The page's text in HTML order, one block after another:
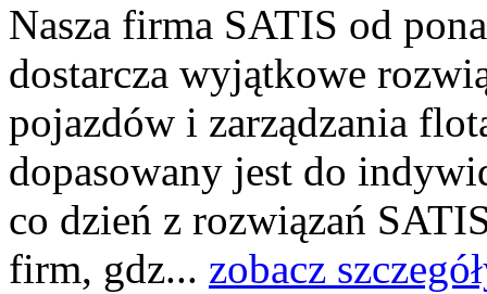
Nasza firma SATIS od
dostarcza wyjątkowe
pojazdów i zarządzania
dopasowany jest do
co dzień z rozwiązań
firm, gdz... zobacz